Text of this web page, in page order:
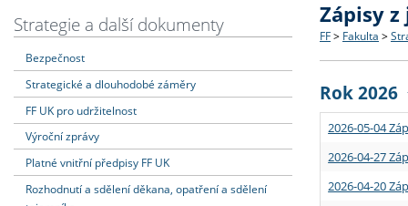
Dozvědět se více
Struktura
Strategie
Podpora
Podat přihlášku
Co
Učitelské
Dozvědět se více
Rigorózní
Dozvědět se více
O vědě a
Granty a
Dozvědět se více
Aktuální
Strategie a další dokumenty
Bezpečnost
Strategické a dlouhodobé záměry
FF UK pro udržitelnost
Výroční zprávy
Platné vnitřní předpisy FF UK
Rozhodnutí a sdělení děkana, opatření a sdělení
Zápisy
FF > Fakulta >
Rok 2026
2026-05-04
2026-04-27
2026-04-20